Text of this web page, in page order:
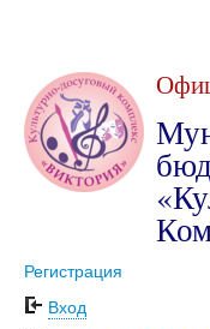
Регистрация
Вход